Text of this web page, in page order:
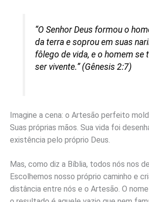
“O Senhor Deus formou o
da terra e soprou em suas
fôlego de vida, e o homem se
ser vivente.” (Gênesis 2:7)
Imagine a cena: o Artesão perfeito
Suas próprias mãos. Sua vida foi
existência pelo próprio Deus.
Mas, como diz a Bíblia, todos nós nos
Escolhemos nosso próprio caminho e
distância entre nós e o Artesão. O